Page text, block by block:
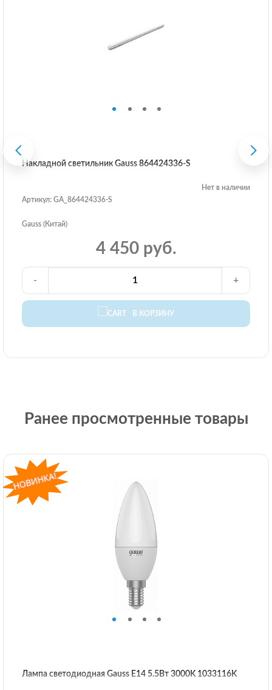
Накладной светильник Gauss 864424336-S
Нет в наличии
Артикул: GA_864424336-S
Gauss (Китай)
4 450 руб.
В КОРЗИНУ
- +
Ранее просмотренные товары
Лампа светодиодная Gauss E14 5.5Вт 3000K 1033116K